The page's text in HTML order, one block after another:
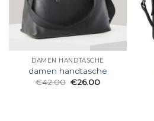
DAMEN HANDTASCHE
damen handtasche
€42.00 €26.00